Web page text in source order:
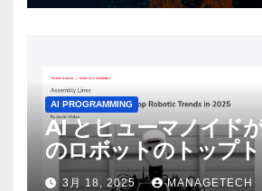
AI PROGRAMMING
AI とヒューマノイド
のロボットのトップト
ASSEMBLY
3月 18, 2025 MANAGETECH